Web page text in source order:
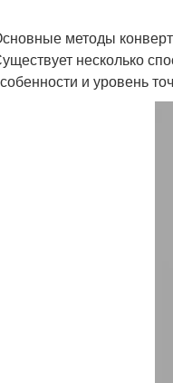
методы
несколько
и уровень